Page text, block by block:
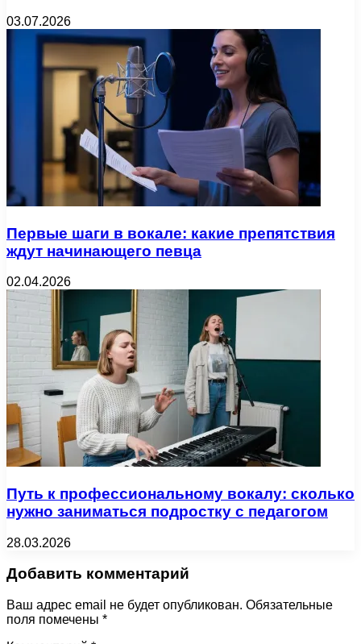
03.07.2026
Первые шаги в вокале: какие препятствия
ждут начинающего певца
02.04.2026
Путь к профессиональному вокалу: сколько
нужно заниматься подростку с педагогом
28.03.2026
Добавить комментарий
Ваш адрес email не будет опубликован. Обязательные
поля помечены *